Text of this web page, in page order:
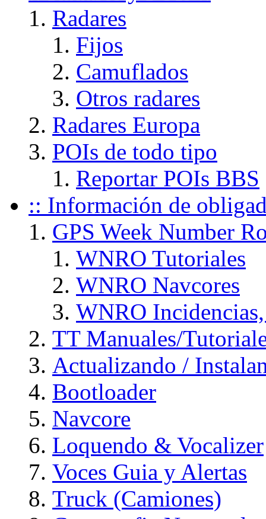
Radares
Fijos
Camuflados
Otros radares
Radares Europa
POIs de todo tipo
Reportar POIs BBS
:: Información de
GPS Week Number
WNRO Tutoriales
WNRO Navcores
WNRO
TT Manuales/
Actualizando /
Bootloader
Navcore
Loquendo & Vocalizer
Voces Guia y Alertas
Truck (Camiones)